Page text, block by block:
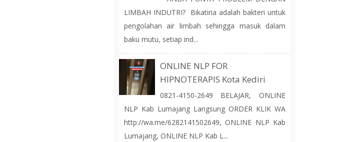
LIMBAH INDUTRI? Bikatiria adalah bakteri untuk
pengolahan air limbah sehingga masuk dalam
baku mutu, setiap ind...
ONLINE NLP FOR
HIPNOTERAPIS Kota Kediri
0821-4150-2649 BELAJAR, ONLINE
NLP Kab Lumajang Langsung ORDER KLIK WA
http://wa.me/6282141502649, ONLINE NLP Kab
Lumajang, ONLINE NLP Kab L...